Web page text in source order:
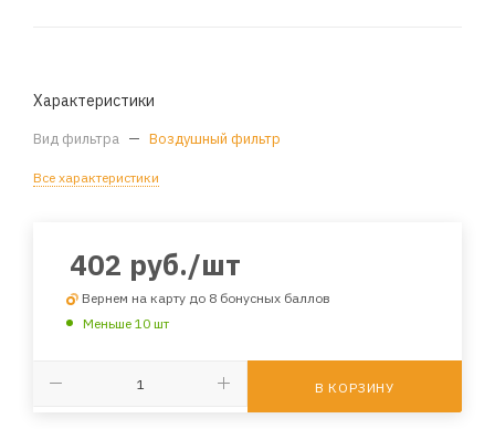
Характеристики
Вид фильтра — Воздушный фильтр
Все характеристики
402 руб./шт
Вернем на карту до 8 бонусных баллов
Меньше 10 шт
В КОРЗИНУ